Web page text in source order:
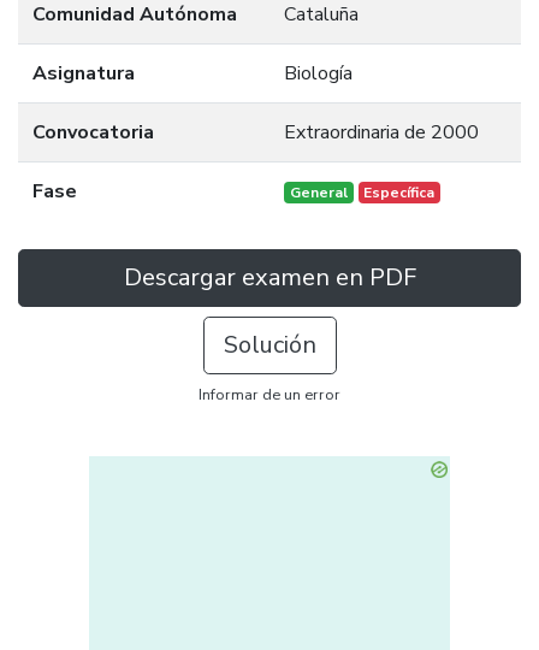
Comunidad Autónoma Cataluña
Asignatura Biología
Convocatoria Extraordinaria de 2000
Fase General Específica
Descargar examen en PDF
Solución
Informar de un error